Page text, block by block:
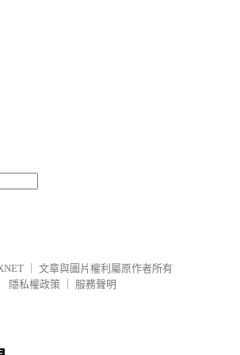
文章與圖片權利屬原作者所有
隱私權政策
服務聲明